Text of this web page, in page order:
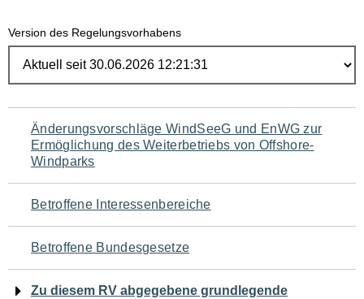
Version des Regelungsvorhabens
Navigation
für
den
Seiteninhalt
Änderungsvorschläge WindSeeG und EnWG zur
Ermöglichung des Weiterbetriebs von Offshore-
Windparks
Betroffene Interessenbereiche
Betroffene Bundesgesetze
Zu diesem RV abgegebene grundlegende